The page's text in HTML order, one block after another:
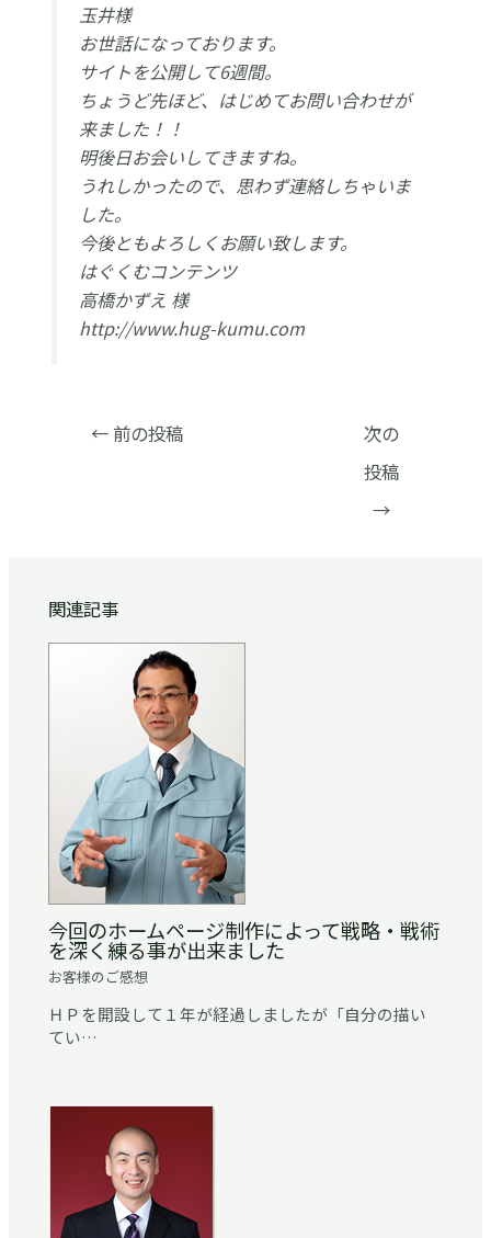
玉井様
お世話になっております。
サイトを公開して6週間。
ちょうど先ほど、はじめてお問い合わせが
来ました！！
明後日お会いしてきますね。
うれしかったので、思わず連絡しちゃいま
した。
今後ともよろしくお願い致します。
はぐくむコンテンツ
高橋かずえ 様
http://www.hug-kumu.com
Post← 前の投稿
次の
投稿
→
関連記事
今回のホームページ制作によって戦略・戦術
を深く練る事が出来ました
お客様のご感想
ＨＰを開設して１年が経過しましたが「自分の描い
てい…